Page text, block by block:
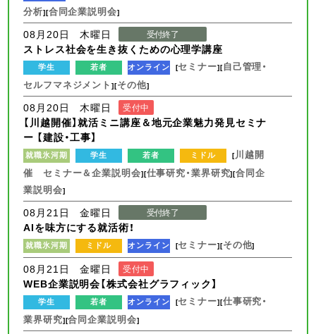
分析][合同企業説明会]
08月20日 木曜日 受付終了
ストレス社会を生き抜くための心理学講座
学生 若者 オンライン [セミナー][自己管理・
セルフマネジメント][その他]
08月20日 木曜日 受付中
【川越開催】就活ミニ講座＆地元企業魅力発見セミナ
ー 【建設・工事】
就職氷河期 学生 若者 ミドル [川越開
催 セミナー＆企業説明会][仕事研究・業界研究][合同企
業説明会]
08月21日 金曜日 受付終了
AIを味方にする就活術！
就職氷河期 ミドル オンライン [セミナー][その他]
08月21日 金曜日 受付中
WEB企業説明会【株式会社グラフィック】
学生 若者 オンライン [セミナー][仕事研究・
業界研究][合同企業説明会]